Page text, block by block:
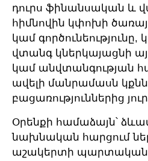
դուրս ֆինանսական և
հիմնովին կփոխի
կամ գործունեությունը,
վտանգ կներկայացնի
կամ անվտանգության
ավելի մանրամասն
բացառություններից
Օրենքի համաձայն՝
նախնական հարցում
աշակերտի